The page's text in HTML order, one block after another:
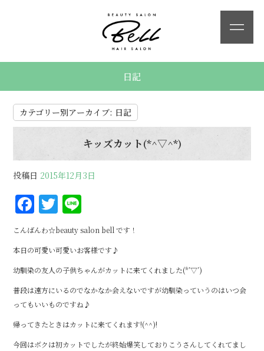
日記
カテゴリー別アーカイブ: 日記
キッズカット(*^▽^*)
投稿日 2015年12月3日
F
a
c
e
b
o
o
k
T
w
it
te
r
n
e
こんばんわ☆beauty salon bell です！
本日の可愛い可愛いお客様です♪
幼馴染の友人の子供ちゃんがカットに来てくれました(*’▽’)
普段は遠方にいるのでなかなか会えないですが幼馴染っていうのはいつ会
ってもいいものですね♪
帰ってきたときはカットに来てくれます!(^^)!
今回はボクは初カットでしたが終始爆笑しておりこうさんしてくれてまし